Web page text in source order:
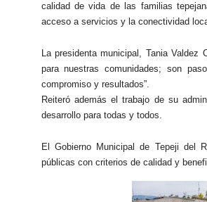
calidad de vida de las familias
acceso a servicios y la conectividad
La presidenta municipal, Tania Valdez
para nuestras comunidades; son
compromiso y resultados”.
Reiteró además el trabajo de su
desarrollo para todas y todos.
El Gobierno Municipal de Tepeji del
públicas con criterios de calidad y